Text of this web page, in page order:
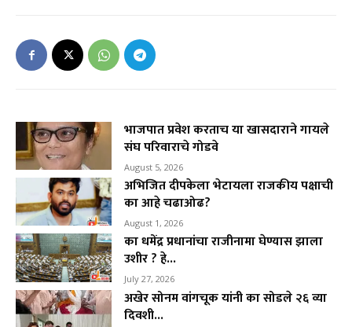
भाजपात प्रवेश करताच या खासदाराने गायले
संघ परिवाराचे गोडवे
August 5, 2026
अभिजित दीपकेला भेटायला राजकीय पक्षाची
का आहे चढाओढ?
August 1, 2026
का धमेंद्र प्रधानांचा राजीनामा घेण्यास झाला
उशीर ? हे...
July 27, 2026
अखेर सोनम वांगचूक यांनी का सोडले २६ व्या
दिवशी...